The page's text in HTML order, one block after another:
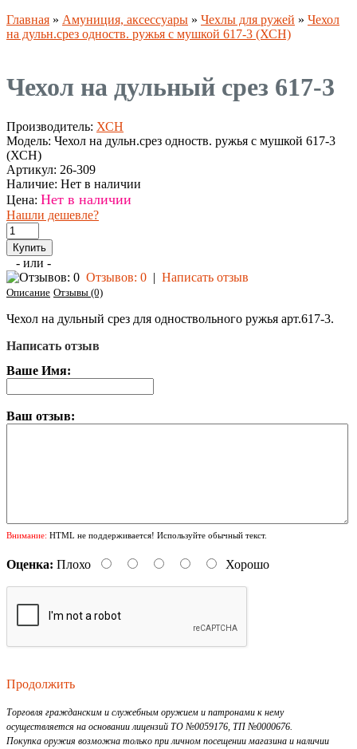
Главная » Амуниция, аксессуары » Чехлы для ружей » Чехол
на дульн.срез одноств. ружья с мушкой 617-3 (ХСН)
Чехол на дульный срез 617-3
Производитель: ХСН
Модель: Чехол на дульн.срез одноств. ружья с мушкой 617-3
(ХСН)
Артикул: 26-309
Наличие: Нет в наличии
Цена: Нет в наличии
Нашли дешевле?
- или -
Отзывов: 0 | Написать отзыв
Описание Отзывы (0)
Чехол на дульный срез для одноствольного ружья арт.617-3.
Написать отзыв
Ваше Имя:
Ваш отзыв:
Внимание: HTML не поддерживается! Используйте обычный текст.
Оценка: Плохо Хорошо
Продолжить
Торговля гражданским и служебным оружием и патронами к нему
осуществляется на основании лицензий ТО №0059176, ТП №0000676.
Покупка оружия возможна только при личном посещении магазина и наличии